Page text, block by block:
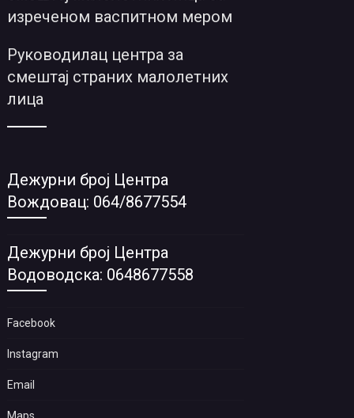
изреченом васпитном мером
Руководилац центра за
смештај страних малолетних
лица
Дежурни број Центра
Вождовац: 064/8677554
Дежурни број Центра
Водоводска: 0648677558
Facebook
Instagram
Email
Maps